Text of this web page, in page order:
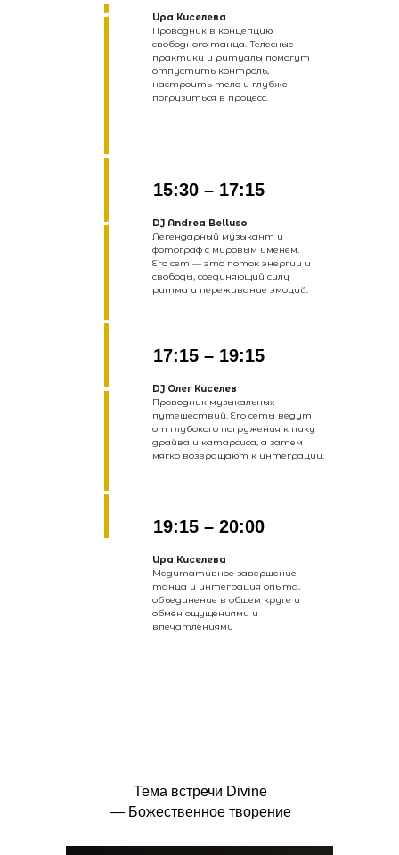
15:30 – 17:15
17:15 – 19:15
19:15 – 20:00
Ира Киселева
Проводник в концепцию
свободного танца. Телесные
практики и ритуалы помогут
отпустить контроль,
настроить тело и глубже
погрузиться в процесс.
DJ Andrea Belluso
Легендарный музыкант и
фотограф с мировым именем.
Его сет — это поток энергии и
свободы, соединяющий силу
ритма и переживание эмоций.
DJ Олег Киселев
Проводник музыкальных
путешествий. Его сеты ведут
от глубокого погружения к пику
драйва и катарсиса, а затем
мягко возвращают к интеграции.
Ира Киселева
Медитативное завершение
танца и интеграция опыта,
объединение в общем круге и
обмен ощущениями и
впечатлениями
Тема встречи Divine
— Божественное творение